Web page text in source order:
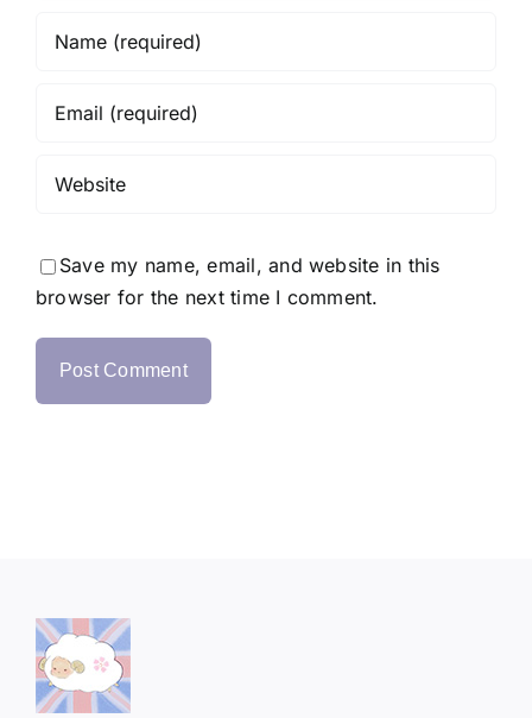
Save my name, email, and website in this
browser for the next time I comment.